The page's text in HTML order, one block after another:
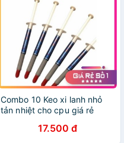
Combo 10 Keo xi lanh nhỏ
tản nhiệt cho cpu giá rẻ
17.500 đ